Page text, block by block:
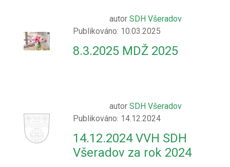
autor SDH Všeradov
Publikováno: 10.03.2025
8.3.2025 MDŽ 2025
autor SDH Všeradov
Publikováno: 14.12.2024
14.12.2024 VVH SDH
Všeradov za rok 2024